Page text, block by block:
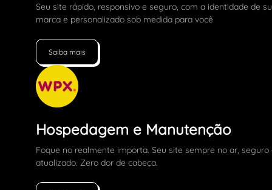
Seu site rápido, responsivo e seguro, com a identidade de
marca e personalizado sob medida para você
Saiba mais
Hospedagem e Manutenção
Foque no realmente importa. Seu site sempre no ar, seguro
atualizado. Zero dor de cabeça.